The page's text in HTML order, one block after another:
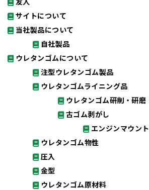
サイトについて
当社製品について
自社製品
ウレタンゴムについて
注型ウレタンゴム製品
ウレタンゴムライニング品
ウレタンゴム研削・研磨
古ゴム剥がし
エンジンマウント
ウレタンゴム物性
圧入
金型
ウレタンゴム原材料